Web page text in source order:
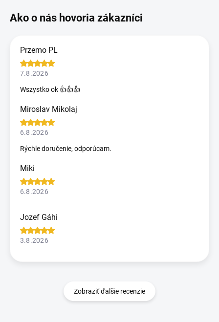
Przemo PL
7.8.2026
Wszystko ok 👍👍👍
Miroslav Mikolaj
6.8.2026
Rýchle doručenie, odporúcam.
Miki
6.8.2026
Jozef Gáhi
3.8.2026
Zobraziť ďalšie recenzie